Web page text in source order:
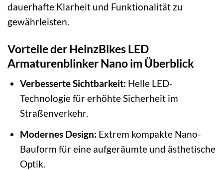
dauerhafte Klarheit und Funktionalität zu
gewährleisten.
Vorteile der HeinzBikes LED
Armaturenblinker Nano im Überblick
Verbesserte Sichtbarkeit: Helle LED-
Technologie für erhöhte Sicherheit im
Straßenverkehr.
Modernes Design: Extrem kompakte Nano-
Bauform für eine aufgeräumte und ästhetische
Optik.